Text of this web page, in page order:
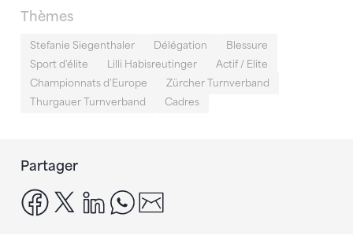
Thèmes
Stefanie Siegenthaler Délégation
Blessure
Sport d'élite
Lilli Habisreutinger
Actif / Elite
Championnats d'Europe
Zürcher Turnverband
Thurgauer Turnverband
Cadres
Partager
facebook
x linkedinwhatsapp